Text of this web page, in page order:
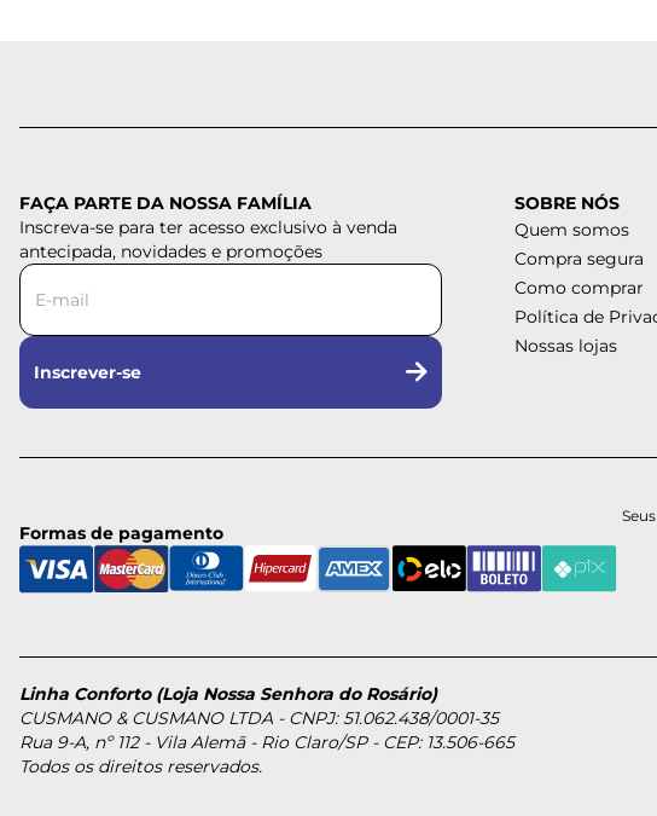
FAÇA PARTE DA NOSSA FAMÍLIA
Inscreva-se para ter acesso exclusivo à venda
antecipada, novidades e promoções
Inscrever-se
SOBRE NÓS
Quem somos
Compra segura
Como comprar
Política de
Nossas lojas
Formas de pagamento
Linha Conforto (Loja Nossa Senhora do Rosário)
CUSMANO & CUSMANO LTDA - CNPJ: 51.062.438/0001-35
Rua 9-A, nº 112 - Vila Alemã - Rio Claro/SP - CEP: 13.506-665
Todos os direitos reservados.